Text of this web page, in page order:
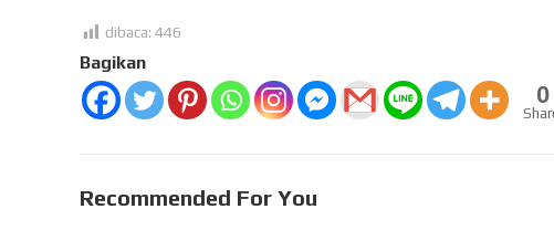
dibaca: 446
Bagikan
0
Recommended For You